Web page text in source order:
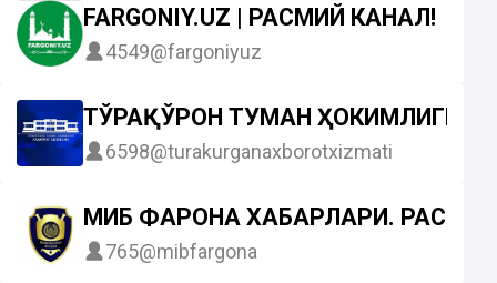
FARGONIY.UZ | РАСМИЙ КАНАЛ!
4549@fargoniyuz
ТЎРАҚЎРҒОН ТУМАН ҲОКИМЛИГИ
6598@turakurganaxborotxizmati
МИБ ФАРҒОНА ХАБАРЛАРИ.
765@mibfargona